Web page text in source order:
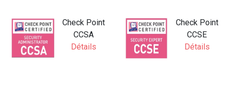
Check Point
CCSA
Détails
Check Point
CCSE
Détails